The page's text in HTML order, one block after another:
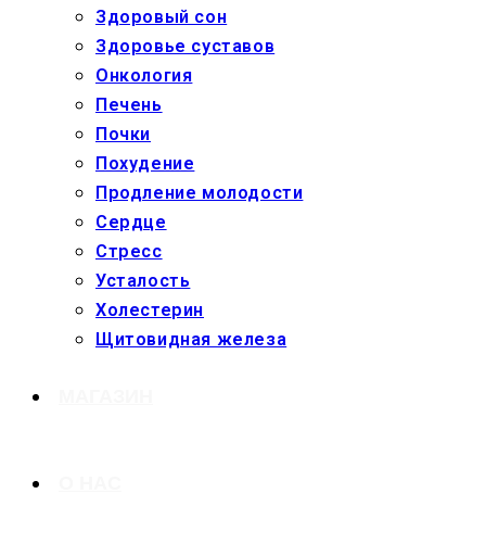
Здоровый сон
Здоровье суставов
Онкология
Печень
Почки
Похудение
Продление молодости
Сердце
Стресс
Усталость
Холестерин
Щитовидная железа